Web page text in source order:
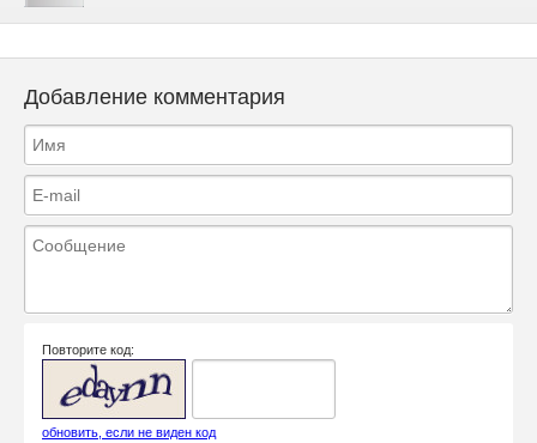
Добавление комментария
Повторите код:
обновить, если не виден код